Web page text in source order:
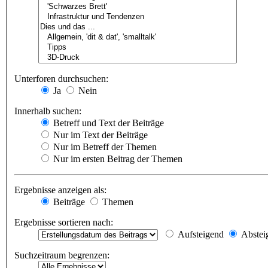
Unterforen durchsuchen:
Ja
Nein
Innerhalb suchen:
Betreff und Text der Beiträge
Nur im Text der Beiträge
Nur im Betreff der Themen
Nur im ersten Beitrag der Themen
Ergebnisse anzeigen als:
Beiträge
Themen
Ergebnisse sortieren nach:
Aufsteigend
Suchzeitraum begrenzen: